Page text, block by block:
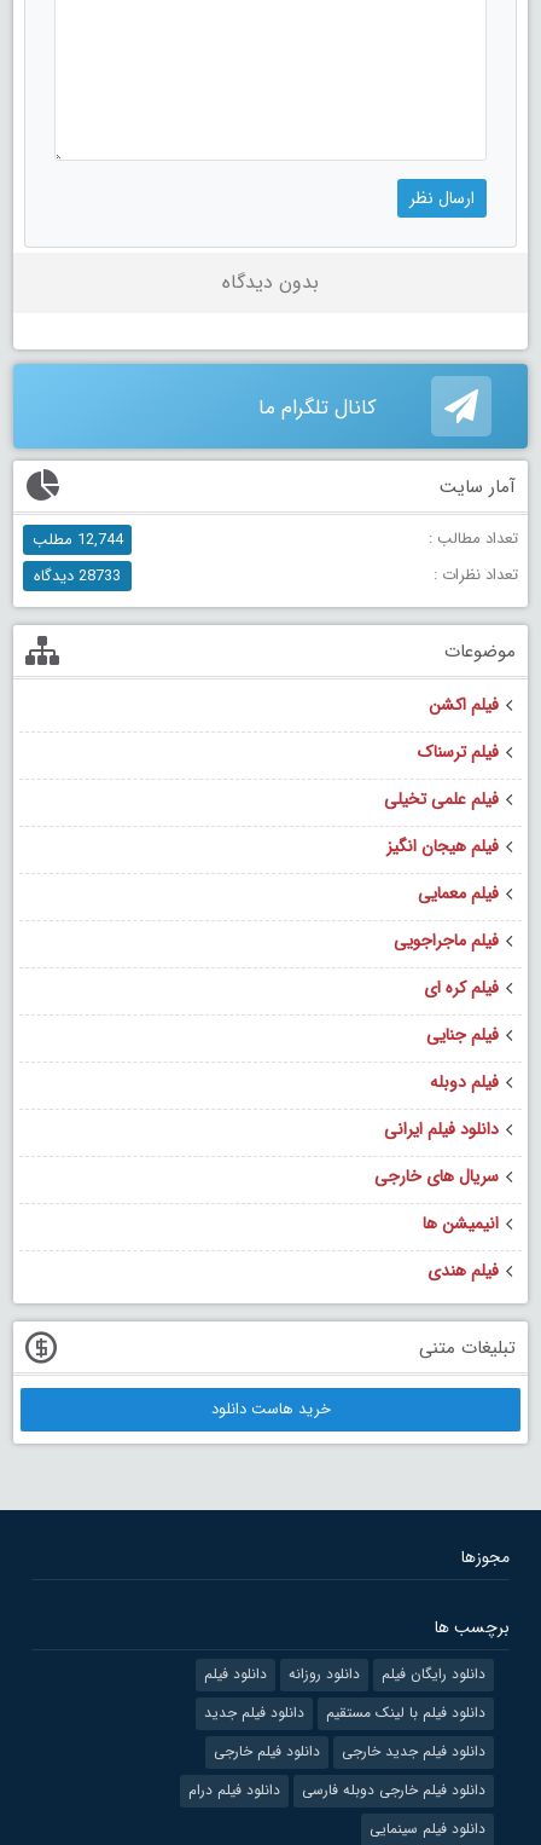
بدون دیدگاه
کانال تلگرام ما
آمار سایت
تعداد مطالب :
12,744 مطلب
تعداد نظرات :
28733 دیدگاه
موضوعات
فیلم اکشن
فیلم ترسناک
فیلم علمی تخیلی
فیلم هیجان انگیز
فیلم معمایی
فیلم ماجراجویی
فیلم کره ای
فیلم جنایی
فیلم دوبله
دانلود فیلم ایرانی
سریال های خارجی
انیمیشن ها
فیلم هندی
تبلیغات متنی
خرید هاست دانلود
مجوزها
برچسب ها
دانلود رایگان فیلم دانلود روزانه
دانلود فیلم
دانلود فیلم با لینک مستقیم
دانلود فیلم جدید
دانلود فیلم جدید خارجی
دانلود فیلم خارجی
دانلود فیلم خارجی دوبله فارسی
دانلود فیلم درام
دانلود فیلم سینمایی